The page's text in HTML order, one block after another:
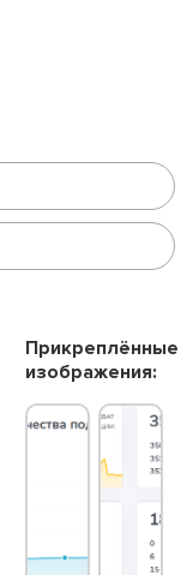
Прикреплённые
изображения: